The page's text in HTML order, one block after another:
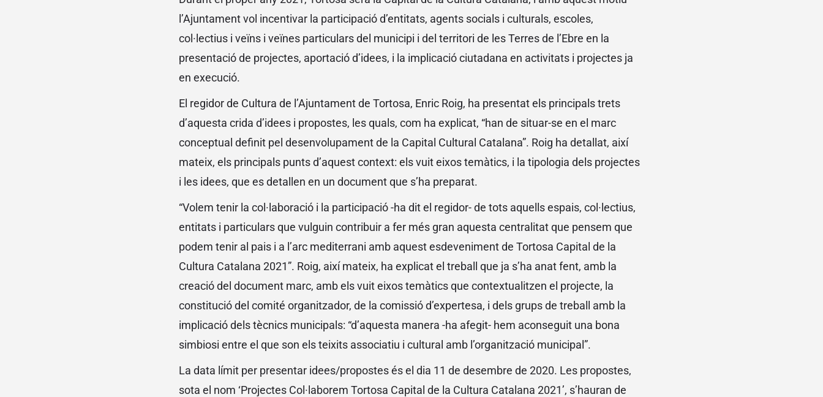
l’Ajuntament vol incentivar la participació d’entitats, agents socials i culturals, escoles,
col·lectius i veïns i veïnes particulars del municipi i del territori de les Terres de l’Ebre en la
presentació de projectes, aportació d’idees, i la implicació ciutadana en activitats i projectes ja
en execució.
El regidor de Cultura de l’Ajuntament de Tortosa, Enric Roig, ha presentat els principals trets
d’aquesta crida d’idees i propostes, les quals, com ha explicat, “han de situar-se en el marc
conceptual definit pel desenvolupament de la Capital Cultural Catalana”. Roig ha detallat, així
mateix, els principals punts d’aquest context: els vuit eixos temàtics, i la tipologia dels projectes
i les idees, que es detallen en un document que s’ha preparat.
“Volem tenir la col·laboració i la participació -ha dit el regidor- de tots aquells espais, col·lectius,
entitats i particulars que vulguin contribuir a fer més gran aquesta centralitat que pensem que
podem tenir al pais i a l’arc mediterrani amb aquest esdeveniment de Tortosa Capital de la
Cultura Catalana 2021”. Roig, així mateix, ha explicat el treball que ja s’ha anat fent, amb la
creació del document marc, amb els vuit eixos temàtics que contextualitzen el projecte, la
constitució del comité organitzador, de la comissió d’expertesa, i dels grups de treball amb la
implicació dels tècnics municipals: “d’aquesta manera -ha afegit- hem aconseguit una bona
simbiosi entre el que son els teixits associatiu i cultural amb l’organització municipal”.
La data límit per presentar idees/propostes és el dia 11 de desembre de 2020. Les propostes,
sota el nom ‘Projectes Col·laborem Tortosa Capital de la Cultura Catalana 2021’, s’hauran de